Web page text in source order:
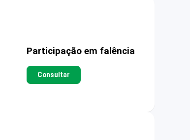
Participação em falência
Consultar